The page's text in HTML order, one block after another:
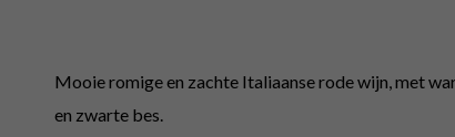
Mooie romige en zachte Italiaanse rode wijn, met
en zwarte bes.